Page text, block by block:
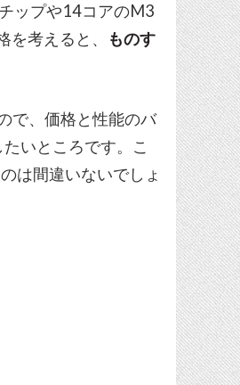
ップや14コアのM3
考えると、
ものす
で、価格と性能のバ
いところです。こ
は間違いないでしょ